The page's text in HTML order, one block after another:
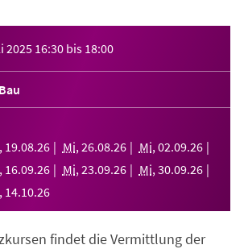
2025 16:30 bis 18:00
, 19.08.26 Mi, 26.08.26 Mi, 02.09.26
, 16.09.26 Mi, 23.09.26 Mi, 30.09.26
, 14.10.26
findet die Vermittlung der